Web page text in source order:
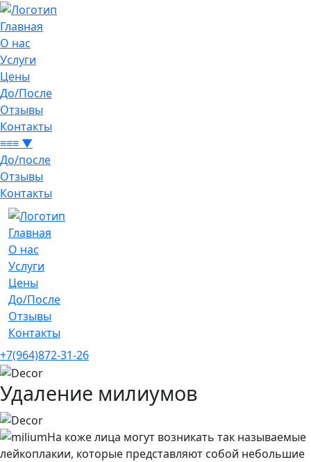
Главная
О нас
Услуги
Цены
До/После
Отзывы
Контакты
≡≡≡ ▼
До/после
Отзывы
Контакты
Главная
О нас
Услуги
Цены
До/После
Отзывы
Контакты
+7(964)872-31-26
Удаление милиумов
На коже лица могут возникать так называемые
лейкоплакии, которые представляют собой небольшие